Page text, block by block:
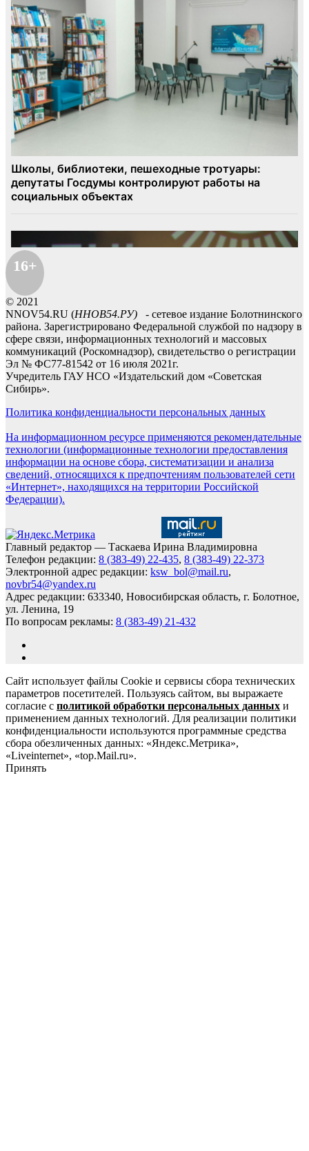
16+
© 2021
NNOV54.RU (ННОВ54.РУ) - сетевое издание Болотнинского
района. Зарегистрировано Федеральной службой по надзору в
сфере связи, информационных технологий и массовых
коммуникаций (Роскомнадзор), свидетельство о регистрации
Эл № ФС77-81542 от 16 июля 2021г.
Учредитель ГАУ НСО «Издательский дом «Советская
Сибирь».
Политика конфиденциальности персональных данных
На информационном ресурсе применяются рекомендательные
технологии (информационные технологии предоставления
информации на основе сбора, систематизации и анализа
сведений, относящихся к предпочтениям пользователей сети
«Интернет», находящихся на территории Российской
Федерации).
Главный редактор — Таскаева Ирина Владимировна
Телефон редакции: 8 (383-49) 22-435, 8 (383-49) 22-373
Электронной адрес редакции: ksw_bol@mail.ru,
novbr54@yandex.ru
Адрес редакции: 633340, Новосибирская область, г. Болотное,
ул. Ленина, 19
По вопросам рекламы: 8 (383-49) 21-432
Сайт использует файлы Cookie и сервисы сбора технических
параметров посетителей. Пользуясь сайтом, вы выражаете
согласие с политикой обработки персональных данных и
применением данных технологий. Для реализации политики
конфиденциальности используются программные средства
сбора обезличенных данных: «Яндекс.Метрика»,
«Liveinternet», «top.Mail.ru».
Принять